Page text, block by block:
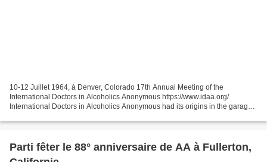
10-12 Juillet 1964, à Denver, Colorado 17th Annual Meeting of the
International Doctors in Alcoholics Anonymous https://www.idaa.org/
International Doctors in Alcoholics Anonymous had its origins in the garage
Parti fêter le 88° anniversaire de AA à Fullerton,